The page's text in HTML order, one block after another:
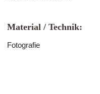
Material / Technik:
Fotografie